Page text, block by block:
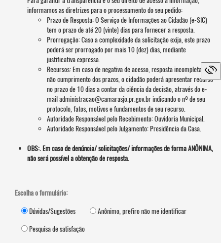
informamos as diretrizes para o processamento do seu pedido:
Prazo de Resposta: O Serviço de Informações ao Cidadão (e-SIC)
tem o prazo de até 20 (vinte) dias para fornecer a resposta.
Prorrogação: Caso a complexidade da solicitação exija, este prazo
poderá ser prorrogado por mais 10 (dez) dias, mediante
justificativa expressa.
Recursos: Em caso de negativa de acesso, resposta incompleta ou
não cumprimento dos prazos, o cidadão poderá apresentar recurso
no prazo de 10 dias a contar da ciência da decisão, através do e-
mail administracao@camarasjo.pr.gov.br indicando o nº de seu
protocolo, fatos, motivos e fundamentos de seu recurso.
Autoridade Responsável pelo Recebimento: Ouvidoria Municipal.
Autoridade Responsável pelo Julgamento: Presidência da Casa.
OBS:. Em caso de denúncia/ solicitações/ informações de forma ANÔNIMA,
não será possível a obtenção de resposta.
Escolha o formulário:
Dúvidas/Sugestões
Anônimo, prefiro não me identificar
Pesquisa de satisfação